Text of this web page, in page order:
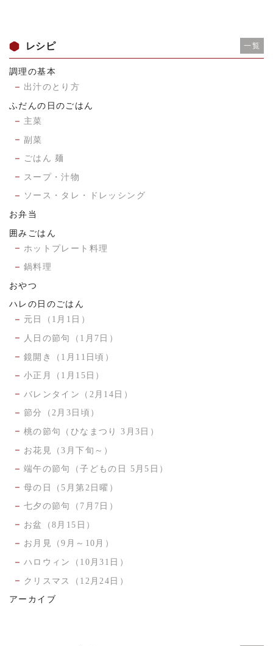
レシピ 一覧
調理の基本
出汁のとり方
ふだんの日のごはん
主菜
副菜
ごはん 麺
スープ・汁物
ソース・タレ・ドレッシング
お弁当
囲みごはん
ホットプレート料理
鍋料理
おやつ
ハレの日のごはん
元日（1月1日）
人日の節句（1月7日）
鏡開き（1月11日頃）
小正月（1月15日）
バレンタイン（2月14日）
節分（2月3日頃）
桃の節句（ひなまつり 3月3日）
お花見（3月下旬～）
端午の節句（子どもの日 5月5日）
母の日（5月第2日曜）
七夕の節句（7月7日）
お盆（8月15日）
お月見（9月～10月）
ハロウィン（10月31日）
クリスマス（12月24日）
アーカイブ